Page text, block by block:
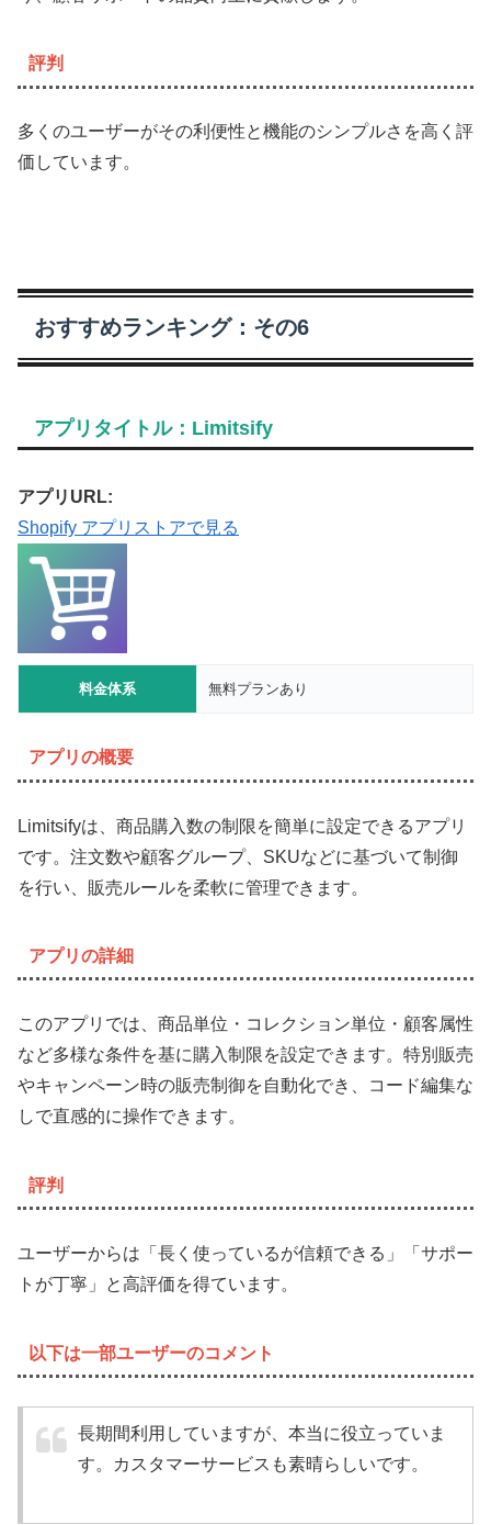
評判
多くのユーザーがその利便性と機能のシンプルさを高く評
価しています。
おすすめランキング：その6
アプリタイトル：Limitsify
アプリURL:
Shopify アプリストアで見る
料金体系 無料プランあり
アプリの概要
Limitsifyは、商品購入数の制限を簡単に設定できるアプリ
です。注文数や顧客グループ、SKUなどに基づいて制御
を行い、販売ルールを柔軟に管理できます。
アプリの詳細
このアプリでは、商品単位・コレクション単位・顧客属性
など多様な条件を基に購入制限を設定できます。特別販売
やキャンペーン時の販売制御を自動化でき、コード編集な
しで直感的に操作できます。
評判
ユーザーからは「長く使っているが信頼できる」「サポー
トが丁寧」と高評価を得ています。
以下は一部ユーザーのコメント
長期間利用していますが、本当に役立っていま
す。カスタマーサービスも素晴らしいです。